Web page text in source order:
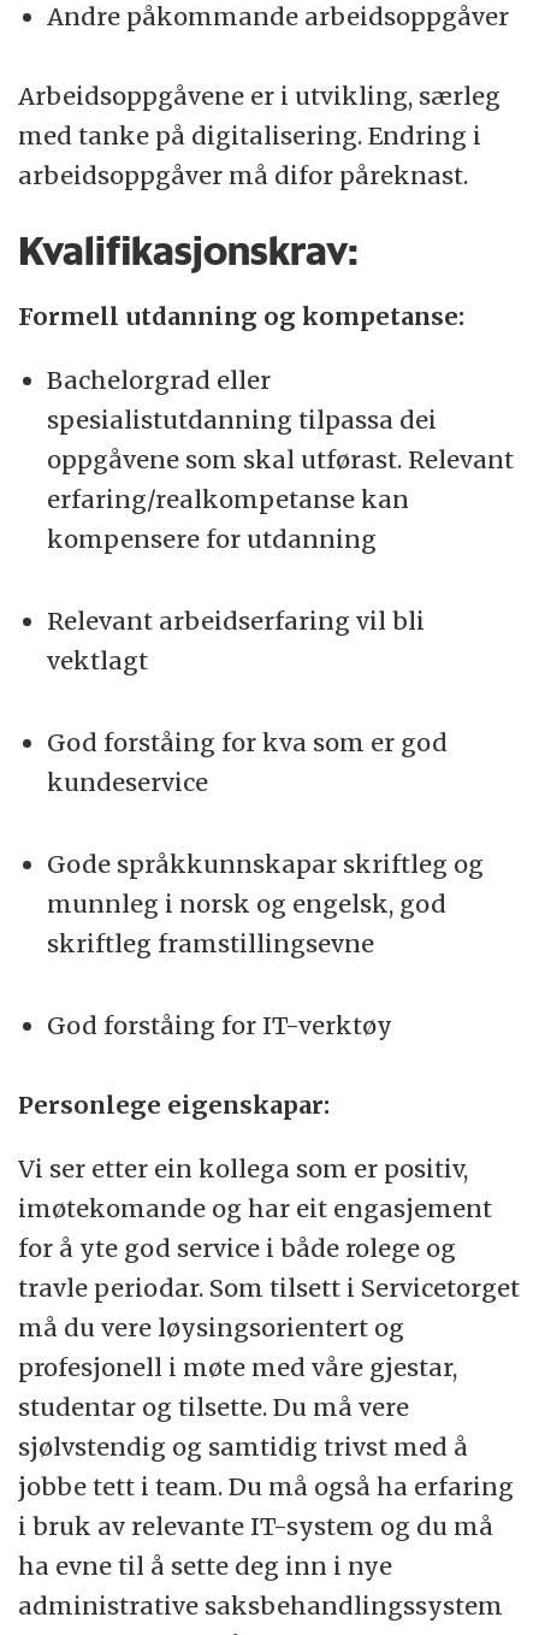
Andre påkommande arbeidsoppgåver
Arbeidsoppgåvene er i utvikling, særleg
med tanke på digitalisering. Endring i
arbeidsoppgåver må difor påreknast.
Kvalifikasjonskrav:
Formell utdanning og kompetanse:
Bachelorgrad eller
spesialistutdanning tilpassa dei
oppgåvene som skal utførast. Relevant
erfaring/realkompetanse kan
kompensere for utdanning
Relevant arbeidserfaring vil bli
vektlagt
God forståing for kva som er god
kundeservice
Gode språkkunnskapar skriftleg og
munnleg i norsk og engelsk, god
skriftleg framstillingsevne
God forståing for IT-verktøy
Personlege eigenskapar:
Vi ser etter ein kollega som er positiv,
imøtekomande og har eit engasjement
for å yte god service i både rolege og
travle periodar. Som tilsett i Servicetorget
må du vere løysingsorientert og
profesjonell i møte med våre gjestar,
studentar og tilsette. Du må vere
sjølvstendig og samtidig trivst med å
jobbe tett i team. Du må også ha erfaring
i bruk av relevante IT-system og du må
ha evne til å sette deg inn i nye
administrative saksbehandlingssystem